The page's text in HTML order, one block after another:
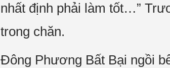
nhất định phải làm tốt…”
trong chăn.
Đông Phương Bất Bại ngồi